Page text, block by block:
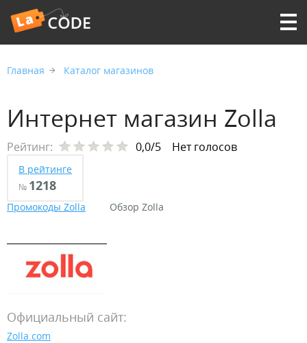
Главная Каталог магазинов
Интернет магазин Zolla
Рейтинг: 0,0/5 Нет голосов
В рейтинге
№ 1218
Промокоды Zolla Обзор Zolla
Официальный сайт:
Zolla.com